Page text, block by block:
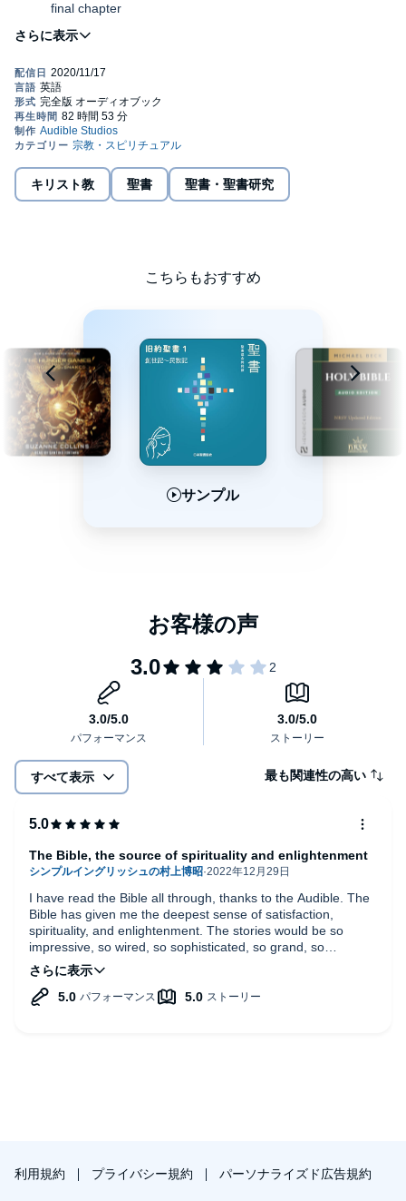
final chapter
This newer edition of the King James Bible published in 1769 is
usually preferred by most that read it over the older 1611 version.
reader/listener friendly than the 1611 since many typos were
fixed....
Public Domain (P)2020 Audible, Inc.
キリスト教 聖書 聖書・聖書研究
こちらもおすすめ
サンプル
すべて表示 最も関連性の高い
I have read the Bible all through, thanks to the Audible. The
Bible has given me the deepest sense of satisfaction,
spirituality, and enlightenment. The stories would be so
impressive, so wired, so sophisticated, so grand, so
incredible. Full of spirituality.
The Bible, the source of spirituality and enlightenment
利用規約 プライバシー規約 パーソナライズド広告規約